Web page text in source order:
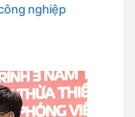
nghiệp